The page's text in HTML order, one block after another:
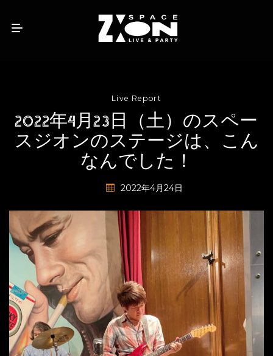
Live Report
2022年4月23日（土）のスペー
スジオンのステージは、こん
なんでした！
2022年4月24日